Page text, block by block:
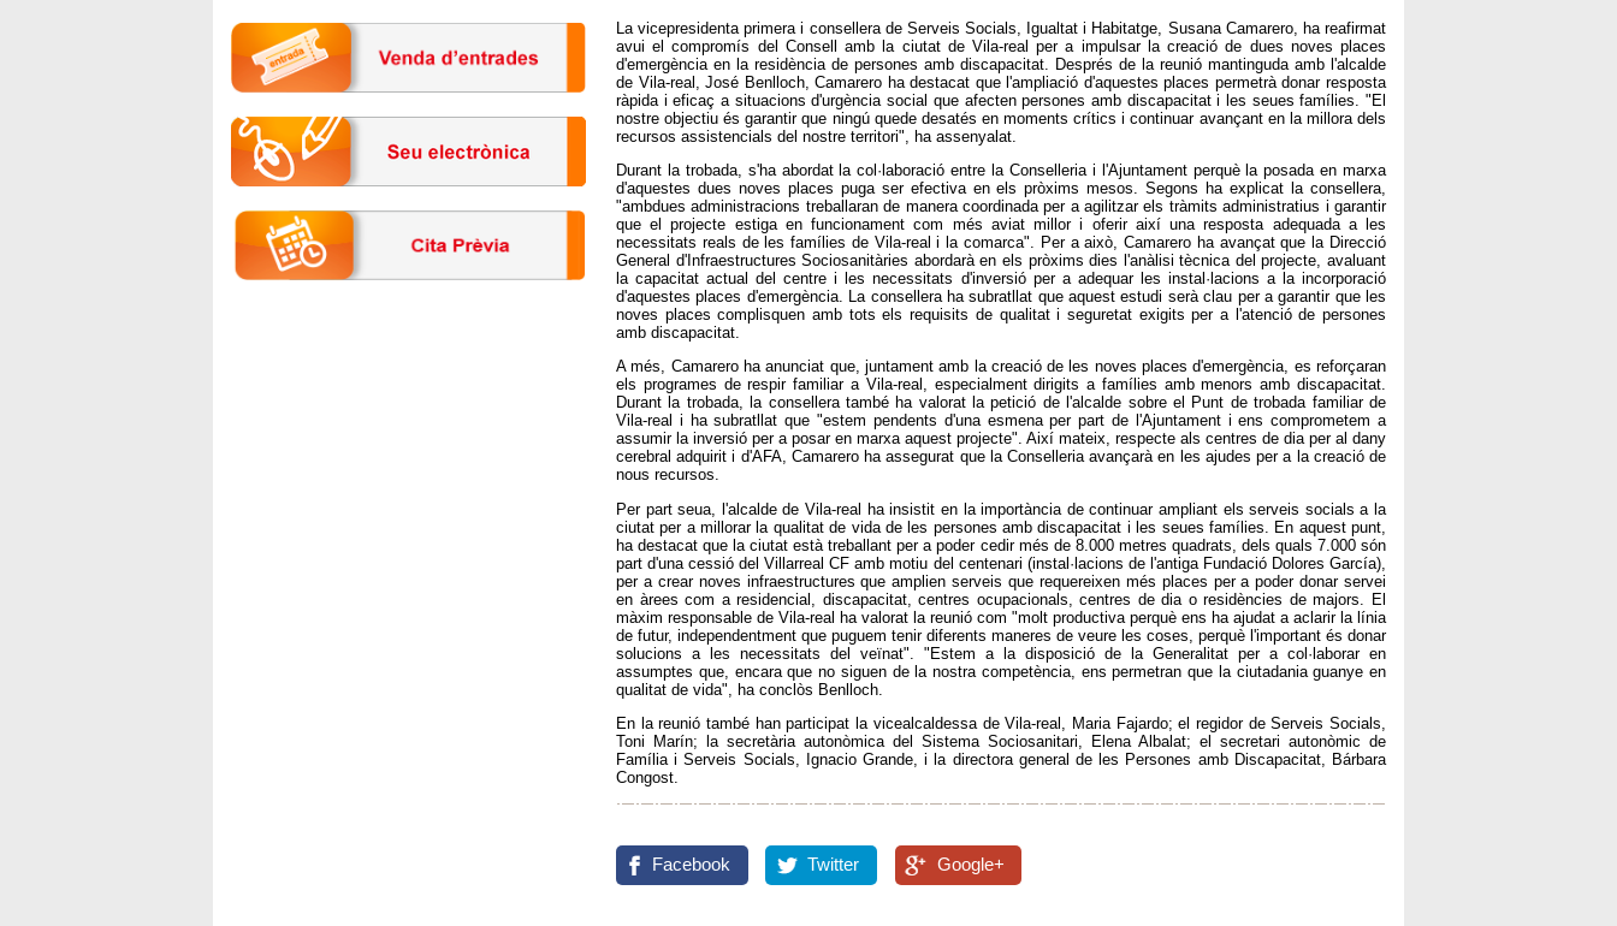
La vicepresidenta primera i consellera de Serveis Socials, Igualtat i Habitatge, Susana Camarero, ha reafirmat
avui el compromís del Consell amb la ciutat de Vila-real per a impulsar la creació de dues noves places
d'emergència en la residència de persones amb discapacitat. Després de la reunió mantinguda amb l'alcalde
de Vila-real, José Benlloch, Camarero ha destacat que l'ampliació d'aquestes places permetrà donar resposta
ràpida i eficaç a situacions d'urgència social que afecten persones amb discapacitat i les seues famílies. "El
nostre objectiu és garantir que ningú quede desatés en moments crítics i continuar avançant en la millora dels
recursos assistencials del nostre territori", ha assenyalat.
Durant la trobada, s'ha abordat la col·laboració entre la Conselleria i l'Ajuntament perquè la posada en marxa
d'aquestes dues noves places puga ser efectiva en els pròxims mesos. Segons ha explicat la consellera,
"ambdues administracions treballaran de manera coordinada per a agilitzar els tràmits administratius i garantir
que el projecte estiga en funcionament com més aviat millor i oferir així una resposta adequada a les
necessitats reals de les famílies de Vila-real i la comarca". Per a això, Camarero ha avançat que la Direcció
General d'Infraestructures Sociosanitàries abordarà en els pròxims dies l'anàlisi tècnica del projecte, avaluant
la capacitat actual del centre i les necessitats d'inversió per a adequar les instal·lacions a la incorporació
d'aquestes places d'emergència. La consellera ha subratllat que aquest estudi serà clau per a garantir que les
noves places complisquen amb tots els requisits de qualitat i seguretat exigits per a l'atenció de persones
amb discapacitat.
A més, Camarero ha anunciat que, juntament amb la creació de les noves places d'emergència, es reforçaran
els programes de respir familiar a Vila-real, especialment dirigits a famílies amb menors amb discapacitat.
Durant la trobada, la consellera també ha valorat la petició de l'alcalde sobre el Punt de trobada familiar de
Vila-real i ha subratllat que "estem pendents d'una esmena per part de l'Ajuntament i ens comprometem a
assumir la inversió per a posar en marxa aquest projecte". Així mateix, respecte als centres de dia per al dany
cerebral adquirit i d'AFA, Camarero ha assegurat que la Conselleria avançarà en les ajudes per a la creació de
nous recursos.
Per part seua, l'alcalde de Vila-real ha insistit en la importància de continuar ampliant els serveis socials a la
ciutat per a millorar la qualitat de vida de les persones amb discapacitat i les seues famílies. En aquest punt,
ha destacat que la ciutat està treballant per a poder cedir més de 8.000 metres quadrats, dels quals 7.000 són
part d'una cessió del Villarreal CF amb motiu del centenari (instal·lacions de l'antiga Fundació Dolores García),
per a crear noves infraestructures que amplien serveis que requereixen més places per a poder donar servei
en àrees com a residencial, discapacitat, centres ocupacionals, centres de dia o residències de majors. El
màxim responsable de Vila-real ha valorat la reunió com "molt productiva perquè ens ha ajudat a aclarir la línia
de futur, independentment que puguem tenir diferents maneres de veure les coses, perquè l'important és donar
solucions a les necessitats del veïnat". "Estem a la disposició de la Generalitat per a col·laborar en
assumptes que, encara que no siguen de la nostra competència, ens permetran que la ciutadania guanye en
qualitat de vida", ha conclòs Benlloch.
En la reunió també han participat la vicealcaldessa de Vila-real, Maria Fajardo; el regidor de Serveis Socials,
Toni Marín; la secretària autonòmica del Sistema Sociosanitari, Elena Albalat; el secretari autonòmic de
Família i Serveis Socials, Ignacio Grande, i la directora general de les Persones amb Discapacitat, Bárbara
Congost.
Facebook Twitter Google+